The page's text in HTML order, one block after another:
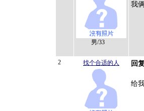
男/33
我
2 找个合适的人 回
给